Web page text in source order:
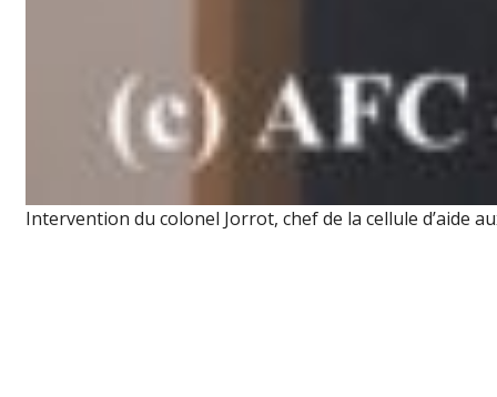
Intervention du colonel Jorrot, chef de la cellule d’aide